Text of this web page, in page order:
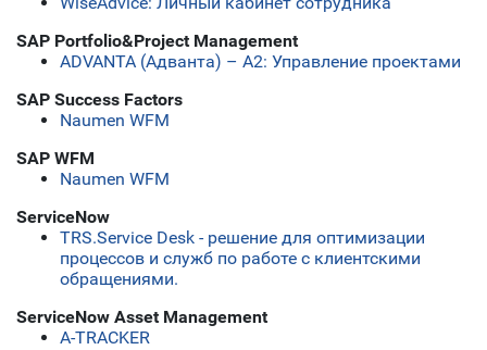
SAP Portfolio&Project Management
ADVANTA (Адванта) – А2: Управление проектами
SAP Success Factors
Naumen WFM
SAP WFM
Naumen WFM
ServiceNow
TRS.Service Desk - решение для оптимизации
процессов и служб по работе с клиентскими
обращениями.
ServiceNow Asset Management
A-TRACKER